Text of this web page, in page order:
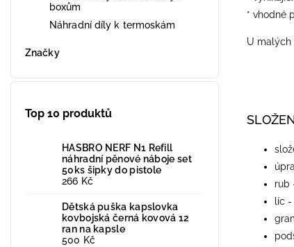
boxům
Náhradní díly k termoskám
Značky
Top 10 produktů
HASBRO NERF N1 Refill
náhradní pěnové náboje set
50ks šipky do pistole
266 Kč
Dětská puška kapslovka
kovbojská černá kovová 12
ran na kapsle
500 Kč
* vhodné
U malých
rub
líc